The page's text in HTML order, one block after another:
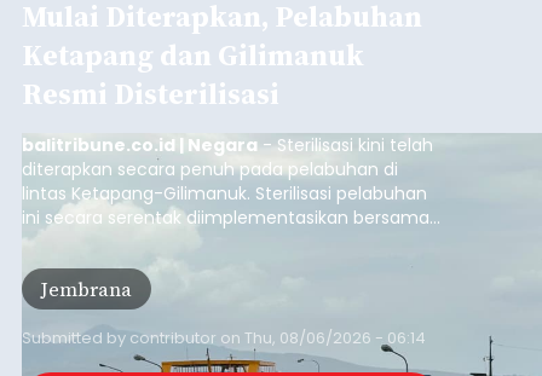
Mulai Diterapkan, Pelabuhan
Ketapang dan Gilimanuk
Resmi Disterilisasi
balitribune.co.id | Negara - Sterilisasi kini telah
diterapkan secara penuh pada pelabuhan di
lintas Ketapang-Gilimanuk. Sterilisasi pelabuhan
ini secara serentak diimplementasikan bersama
empat pelabuhan utama lainnya, yakni
Pelabuhan Merak, Bakauheni, Kayangan, dan
Lembar pada Rabu (5/8/2026).
Jembrana
Submitted by contributor on Thu, 08/06/2026 - 06:14